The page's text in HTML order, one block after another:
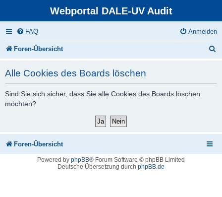
Webportal DALE-UV Audit
FAQ Anmelden
Foren-Übersicht
Alle Cookies des Boards löschen
Sind Sie sich sicher, dass Sie alle Cookies des Boards löschen
möchten?
Foren-Übersicht
Powered by phpBB® Forum Software © phpBB Limited
Deutsche Übersetzung durch phpBB.de